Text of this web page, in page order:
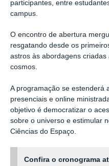
participantes, entre
campus.
O encontro de abertura
resgatando desde os
astros às abordagens
cosmos.
A programação se estenderá
presenciais e online
objetivo é democratizar o
sobre o universo e estimular
Ciências do Espaço.
Confira o cronograma